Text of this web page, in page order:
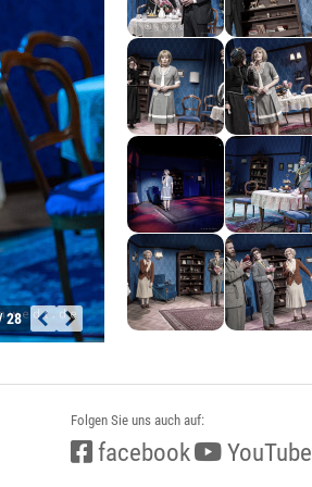
28
Folgen Sie uns auch auf:
facebook YouTube